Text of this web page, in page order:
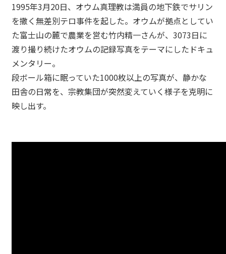
1995年3月20日、オウム真理教は満員の地下鉄でサリン
を撒く無差別テロ事件を起した。オウムが拠点としてい
た富士山の麓で農業を営む竹内精一さんが、3073日に
渡り撮り続けたオウムの記録写真をテーマにしたドキュ
メンタリー。
段ボール箱に眠っていた1000枚以上の写真が、静かな
田舎の日常を、宗教集団が突然変えていく様子を克明に
映し出す。